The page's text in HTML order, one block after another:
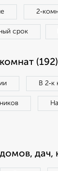
срок
(192)
В 2‑к
дач,